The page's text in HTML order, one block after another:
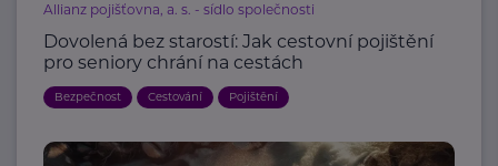
Allianz pojišťovna, a. s. - sídlo společnosti
Dovolená bez starostí: Jak cestovní pojištění
pro seniory chrání na cestách
Bezpečnost Cestování Pojištění